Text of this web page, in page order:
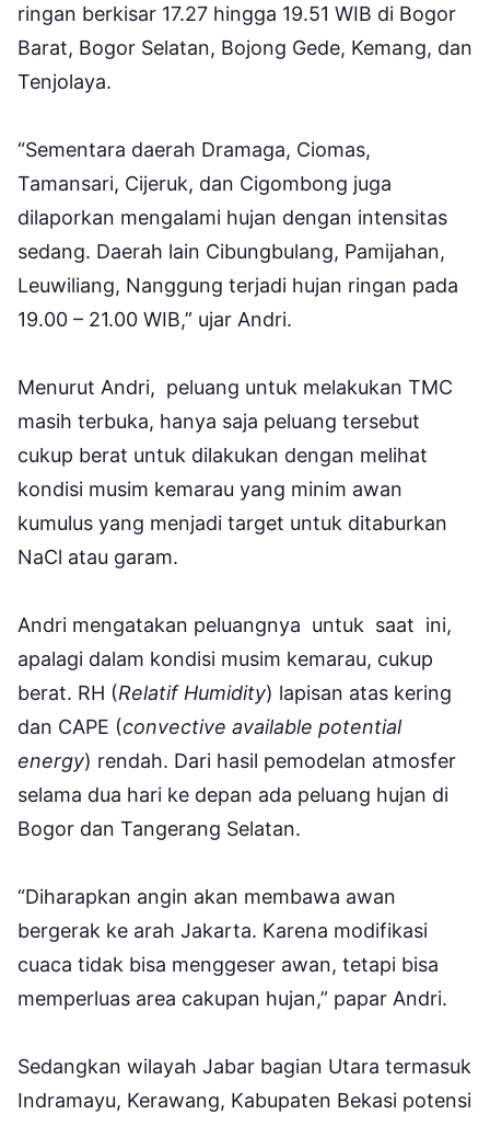
ringan berkisar 17.27 hingga 19.51 WIB di Bogor
Barat, Bogor Selatan, Bojong Gede, Kemang, dan
Tenjolaya.
“Sementara daerah Dramaga, Ciomas,
Tamansari, Cijeruk, dan Cigombong juga
dilaporkan mengalami hujan dengan intensitas
sedang. Daerah lain Cibungbulang, Pamijahan,
Leuwiliang, Nanggung terjadi hujan ringan pada
19.00 – 21.00 WIB,” ujar Andri.
Menurut Andri, peluang untuk melakukan TMC
masih terbuka, hanya saja peluang tersebut
cukup berat untuk dilakukan dengan melihat
kondisi musim kemarau yang minim awan
kumulus yang menjadi target untuk ditaburkan
NaCl atau garam.
Andri mengatakan peluangnya untuk saat ini,
apalagi dalam kondisi musim kemarau, cukup
berat. RH (Relatif Humidity) lapisan atas kering
dan CAPE (convective available potential
energy) rendah. Dari hasil pemodelan atmosfer
selama dua hari ke depan ada peluang hujan di
Bogor dan Tangerang Selatan.
“Diharapkan angin akan membawa awan
bergerak ke arah Jakarta. Karena modifikasi
cuaca tidak bisa menggeser awan, tetapi bisa
memperluas area cakupan hujan,” papar Andri.
Sedangkan wilayah Jabar bagian Utara termasuk
Indramayu, Kerawang, Kabupaten Bekasi potensi